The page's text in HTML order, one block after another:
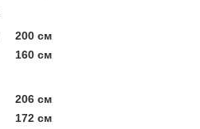
200 см
160 см
206 см
172 см